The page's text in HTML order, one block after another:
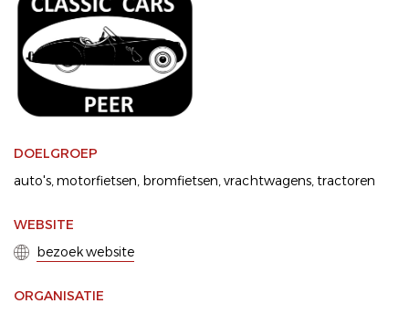
DOELGROEP
auto's motorfietsen bromfietsen vrachtwagens tractoren
WEBSITE
bezoek website
ORGANISATIE